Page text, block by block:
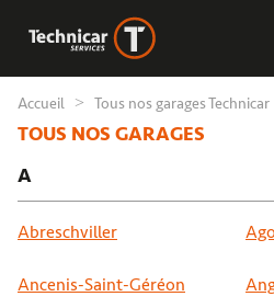
Accueil Tous nos garages Technicar
TOUS NOS GARAGES
A
Abreschviller
Ancenis-Saint-Géréon